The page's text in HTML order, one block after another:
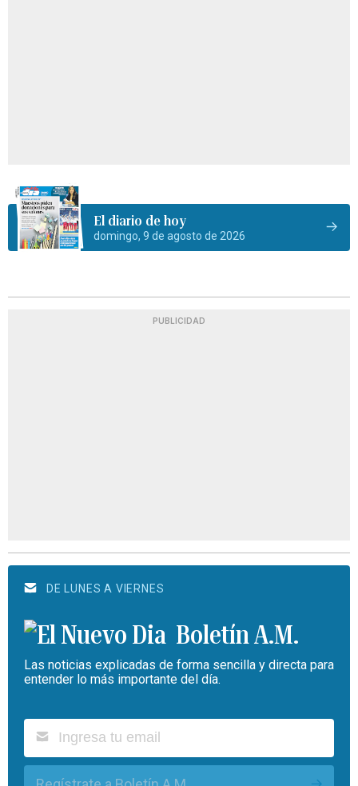
El diario de hoy
domingo, 9 de agosto de 2026
PUBLICIDAD
DE LUNES A VIERNES
Boletín A.M.
Las noticias explicadas de forma sencilla y directa para
entender lo más importante del día.